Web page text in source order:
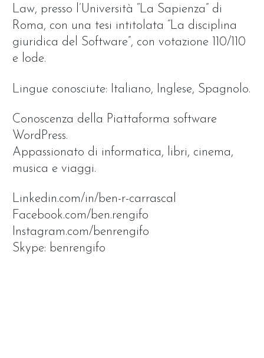
Law, presso l’Università “La Sapienza” di
Roma, con una tesi intitolata “La disciplina
giuridica del Software”, con votazione 110/110
e lode.
Lingue conosciute: Italiano, Inglese, Spagnolo.
Conoscenza della Piattaforma software
WordPress.
Appassionato di informatica, libri, cinema,
musica e viaggi.
Linkedin.com/in/ben-r-carrascal
Facebook.com/ben.rengifo
Instagram.com/benrengifo
Skype: benrengifo